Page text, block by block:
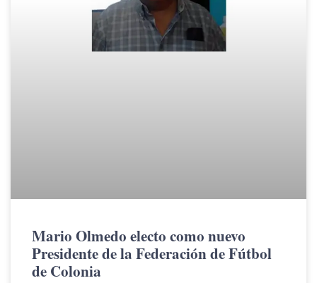
Mario Olmedo electo como nuevo
Presidente de la Federación de Fútbol
de Colonia